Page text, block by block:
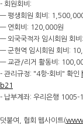
- 회원회비:
— 평생회원 회비:
— 연회비: 120,000원
— 외국국적자 임시회원 회
— 군현역 임시회원 회비:
— 교관/리거 활동비:
- 관리규정: "4항-회비" 확인
b21
- 납부계좌: 우리은행 1005-
덧붙여, 협회 웹사이트(